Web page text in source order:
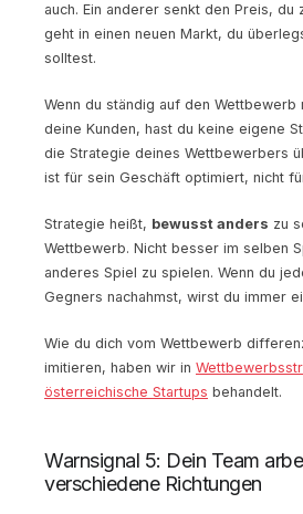
auch. Ein anderer senkt den Preis, du
geht in einen neuen Markt, du
solltest.
Wenn du ständig auf den
deine Kunden, hast du keine eigene
die Strategie deines Wettbewerbers
ist für sein Geschäft optimiert, nicht
Strategie heißt, bewusst anders zu
Wettbewerb. Nicht besser im selben
anderes Spiel zu spielen. Wenn du
Gegners nachahmst, wirst du immer
Wie du dich vom Wettbewerb
imitieren, haben wir in
österreichische Startups behandelt.
Warnsignal 5: Dein Team
verschiedene Richtungen